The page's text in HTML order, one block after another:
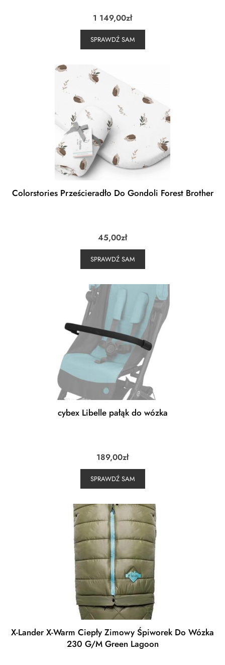
1 149,00zł
SPRAWDŹ SAM
Colorstories Prześcieradło Do Gondoli Forest Brother
45,00zł
SPRAWDŹ SAM
cybex Libelle pałąk do wózka
189,00zł
SPRAWDŹ SAM
X-Lander X-Warm Ciepły Zimowy Śpiworek Do Wózka
230 G/M Green Lagoon